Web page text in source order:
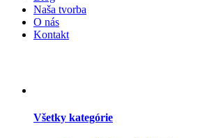
Naša tvorba
O nás
Kontakt
Všetky kategórie